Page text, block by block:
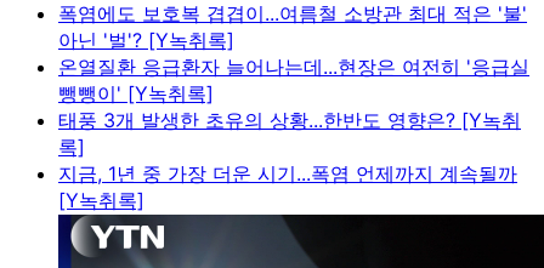
폭염에도 보호복 겹겹이...여름철 소방관 최대 적은 '불'
아닌 '벌'? [Y녹취록]
온열질환 응급환자 늘어나는데...현장은 여전히 '응급실
뺑뺑이' [Y녹취록]
태풍 3개 발생한 초유의 상황...한반도 영향은? [Y녹취
록]
지금, 1년 중 가장 더운 시기...폭염 언제까지 계속될까
[Y녹취록]